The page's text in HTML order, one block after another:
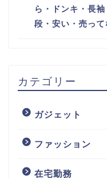
ら・ドンキ・長
段・安い・売って
カテゴリー
ガジェット
ファッション
在宅勤務